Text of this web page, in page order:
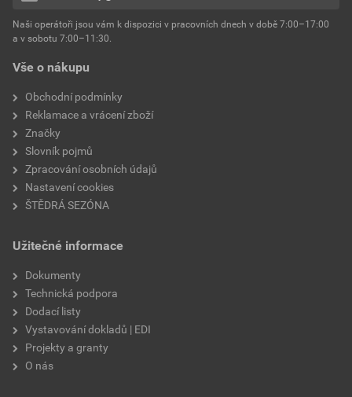
Environmentální prohlášení výrobku
Stáhnout
Velikost
hmotnost 25 kg
typ výrobku
faktor difuzního odporu
Vše o nákupu
Obchodní podmínky
Reklamace a vrácení zboží
Značky
Slovník pojmů
Zpracování osobních údajů
Nastavení cookies
ŠTĚDRÁ SEZÓNA
Užitečné informace
Dokumenty
Technická podpora
Dodací listy
Vystavování dokladů | EDI
Projekty a granty
O nás
Naši operátoři jsou vám k dispozici v pracovních dnech v době 7:00–17:00
a v sobotu 7:00–11:30.